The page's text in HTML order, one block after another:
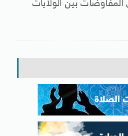
المفاوضات بين الولايات